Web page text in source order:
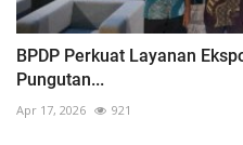
BPDP Perkuat Layanan
Pungutan...
Apr 17, 2026 921